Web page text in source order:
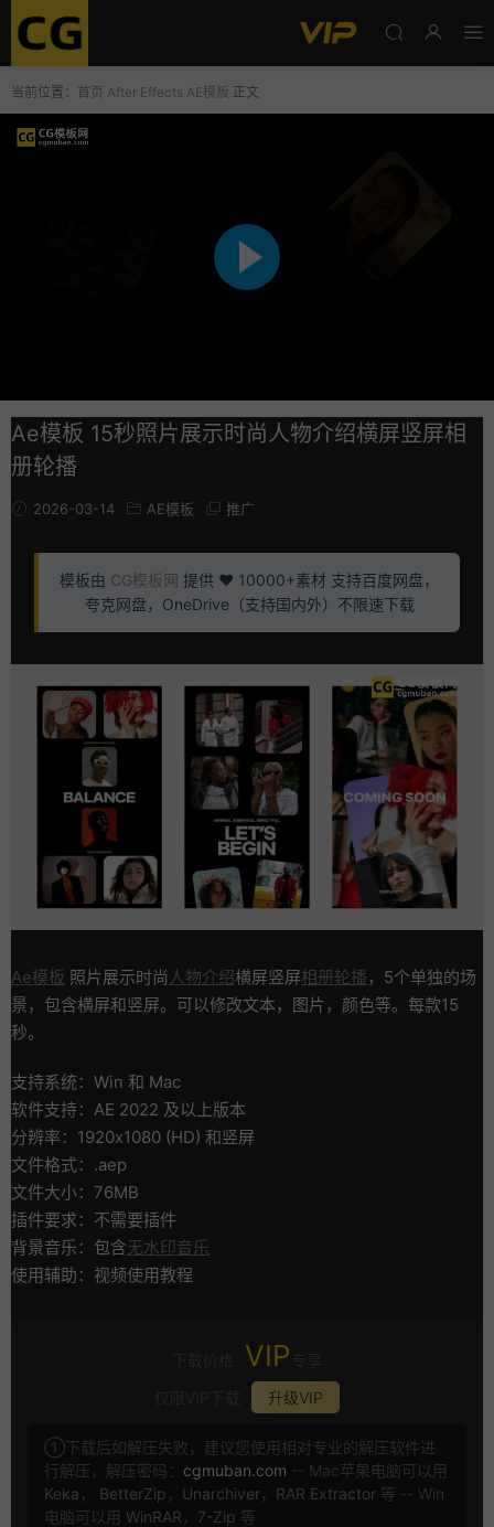
当前位置： 首页 After Effects AE模板 正文
Ae模板 15秒照片展示时尚人物介绍横屏竖屏相
册轮播
2026-03-14 AE模板 推广
模板由 CG模板网 提供 ❤️ 10000+素材 支持百度网盘，
夸克网盘，OneDrive（支持国内外）不限速下载
Ae模板 照片展示时尚 人物介绍横屏竖屏相册轮播 ，5个单独的场
景，包含横屏和竖屏。可以修改文本，图片，颜色等。每款15
秒。
支持系统：Win 和 Mac
软件支持：AE 2022 及以上版本
分辨率：1920x1080 (HD) 和竖屏
文件格式：.aep
文件大小：76MB
插件要求：不需要插件
背景音乐：包含无水印音乐
使用辅助：视频使用教程
VIP
升级VIP
①下载后如解压失败，建议您使用相对专业的解压软件进
行解压，解压密码： cgmuban.com -- Mac苹果电脑可以用
Keka ， BetterZip ， Unarchiver， RAR Extractor 等 -- Win
电脑可以用 WinRAR ， 7-Zip 等